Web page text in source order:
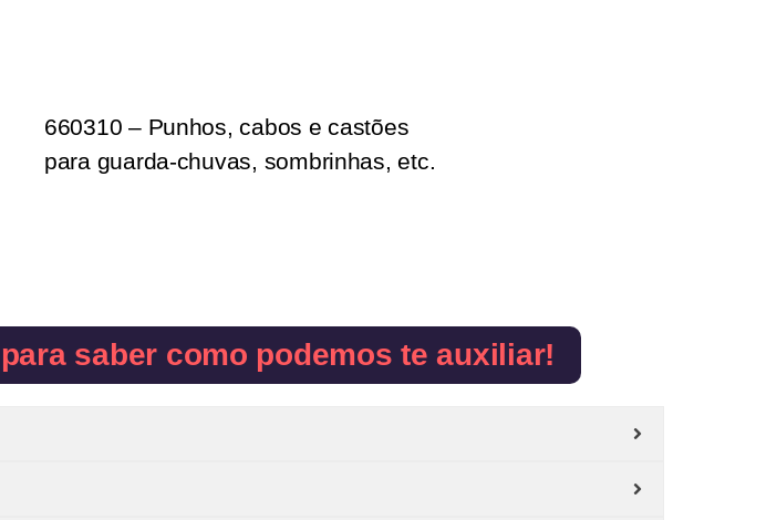
660310 – Punhos, cabos e castões
para guarda-chuvas, sombrinhas, etc.
saber como podemos te auxiliar!